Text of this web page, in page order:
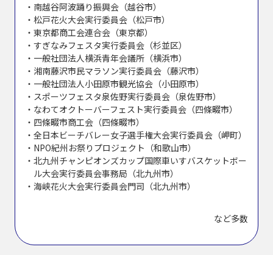
南越谷阿波踊り振興会（越谷市）
松戸花火大会実行委員会（松戸市）
東京都商工会連合会（東京都）
すぎなみフェスタ実行委員会（杉並区）
一般社団法人横浜青年会議所（横浜市）
湘南藤沢市民マラソン実行委員会（藤沢市）
一般社団法人小田原市観光協会（小田原市）
スポーツフェスタ泉佐野実行委員会（泉佐野市）
なわてオクトーバーフェスト実行委員会（四條畷市）
四條畷市商工会（四條畷市）
全日本ビーチバレー女子選手権大会実行委員会（岬町）
NPO紀州お祭りプロジェクト（和歌山市）
北九州チャンピオンズカップ国際車いすバスケットボー
ル大会実行委員会事務局（北九州市）
海峡花火大会実行委員会門司（北九州市）
など多数